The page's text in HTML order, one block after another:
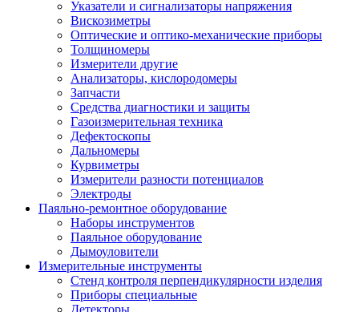
Указатели и сигнализаторы напряжения
Вискозиметры
Оптические и оптико-механические приборы
Толщиномеры
Измерители другие
Анализаторы, кислородомеры
Запчасти
Средства диагностики и защиты
Газоизмерительная техника
Дефектоскопы
Дальномеры
Курвиметры
Измерители разности потенциалов
Электроды
Паяльно-ремонтное оборудование
Наборы инструментов
Паяльное оборудование
Дымоуловители
Измерительные инструменты
Стенд контроля перпендикулярности изделия
Приборы специальные
Детекторы